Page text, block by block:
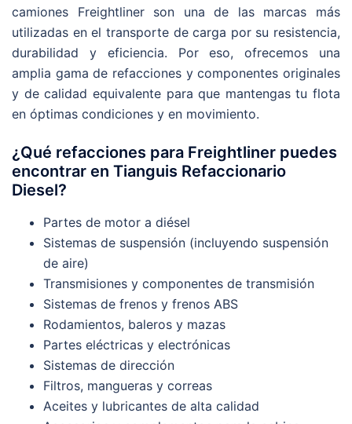
camiones Freightliner son una de las marcas más
utilizadas en el transporte de carga por su resistencia,
durabilidad y eficiencia. Por eso, ofrecemos una
amplia gama de refacciones y componentes originales
y de calidad equivalente para que mantengas tu flota
en óptimas condiciones y en movimiento.
¿Qué refacciones para Freightliner puedes
encontrar en Tianguis Refaccionario
Diesel?
Partes de motor a diésel
Sistemas de suspensión (incluyendo suspensión
de aire)
Transmisiones y componentes de transmisión
Sistemas de frenos y frenos ABS
Rodamientos, baleros y mazas
Partes eléctricas y electrónicas
Sistemas de dirección
Filtros, mangueras y correas
Aceites y lubricantes de alta calidad